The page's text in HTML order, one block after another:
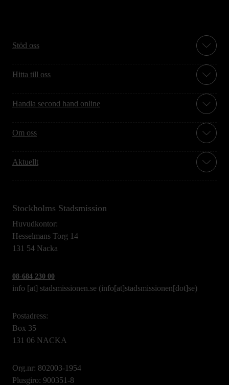
Stöd oss
Hitta till oss
Handla second hand online
Om oss
Aktuellt
Stockholms Stadsmission
Huvudkontor:
Hesselmans Torg 14
131 54 Nacka
08-684 230 00
info [at] stadsmissionen.se (info[at]stadsmissionen[dot]se)
Postadress:
Box 35
131 06 NACKA
Org.nr: 802003-1954
Plusgiro: 900351-8